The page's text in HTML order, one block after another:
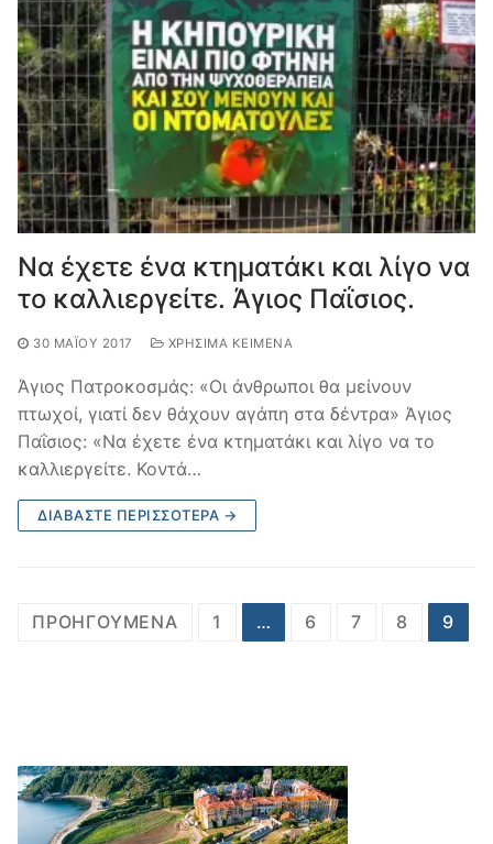
Να έχετε ένα κτηματάκι και λίγο να
το καλλιεργείτε. Άγιος Παΐσιος.
30 ΜΑΪ́ΟΥ 2017 ΧΡΉΣΙΜΑ ΚΕΊΜΕΝΑ
Άγιος Πατροκοσμάς: «Οι άνθρωποι θα μείνουν
πτωχοί, γιατί δεν θάχουν αγάπη στα δέντρα» Άγιος
Παΐσιος: «Να έχετε ένα κτηματάκι και λίγο να το
καλλιεργείτε. Κοντά…
ΔΙΑΒΆΣΤΕ ΠΕΡΙΣΣΌΤΕΡΑ →
Πλοήγηση
ΠΡΟΗΓΟΎΜΕΝΑ 1 … 6 7 8 9